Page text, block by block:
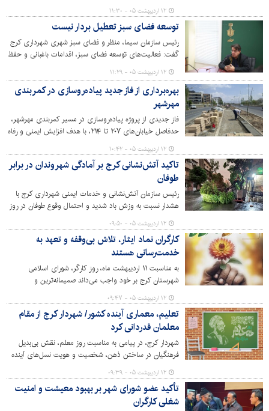
۱۲ اردیبهشت ۰۵ - ۱۱:۳۰
توسعه فضای سبز تعطیل بردار نیست
رئیس سازمان سیما، منظر و فضای سبز شهری شهرداری کرج
گفت: فعالیت‌های توسعه فضای سبز، اقدامات باغبانی و حفظ
و نگهداری تعطیل بردار نیست و این اقدامات در تمام مدت
تعطیلات نوروزی و جنگ تحمیلی سوم ادامه داشته است.
۱۲ اردیبهشت ۰۵ - ۱۱:۲۹
بهره‌برداری از فاز جدید پیاده‌روسازی در کمربندی
مهرشهر
فاز جدیدی از پروژه پیاده‌روسازی در مسیر کمربندی مهرشهر،
حدفاصل خیابان‌های ۲۰۷ تا ۲۱۴، با هدف افزایش ایمنی و رفاه
عابران پیاده به بهره‌برداری رسید.
۱۲ اردیبهشت ۰۵ - ۱۰:۴۲
تاکید آتش‌نشانی کرج بر آمادگی شهروندان در برابر
طوفان
رئیس سازمان آتش‌نشانی و خدمات ایمنی شهرداری کرج با
هشدار نسبت به وزش باد شدید و احتمال وقوع طوفان در روز
جاری، از شهروندان خواست با رعایت نکات ایمنی، از بروز
حوادث جلوگیری کنند.
۱۲ اردیبهشت ۰۵ - ۰۹:۵۰
کارگران نماد ایثار، تلاش بی‌وقفه و تعهد به
خدمت‌رسانی هستند
به مناسبت ۱۱ اردیبهشت ماه، روز کارگر، شورای اسلامی
شهرستان کرج بر خود واجب می‌داند صمیمانه‌ترین و
عمیق‌ترین درودهای خود را بر پیشانی پر از عرقِ کارگران
شریف و به ویژه قهرمانان بی‌صدای شهر، یعنی سبزبانان و
پاکبانان عزیز، تقدیم نماید.
۱۲ اردیبهشت ۰۵ - ۰۹:۴۷
تعلیم، معماری آینده کشور/ شهردار کرج از مقام
معلمان قدردانی کرد
شهردار کرج، در پیامی به مناسبت روز معلم، نقش بی‌بدیل
فرهنگیان در ساختن ذهن، شخصیت و هویت نسل‌های آینده
را ستود و تأکید کرد: معلمان با تربیت شهروندان مسئول،
قانون‌مدار و وطن‌دوست، پایه‌های پیشرفت شهر را بنا می‌کنند.
۱۲ اردیبهشت ۰۵ - ۰۹:۳۹
تأکید عضو شورای شهر بر بهبود معیشت و امنیت
شغلی کارگران